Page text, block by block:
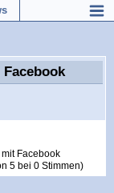
Facebook
5 bei 0 Stimmen)